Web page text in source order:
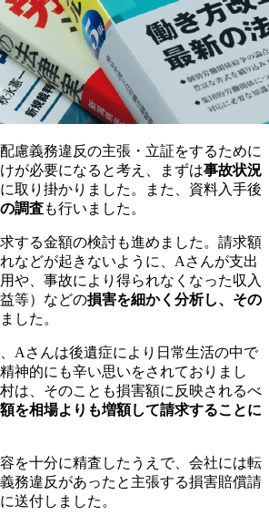
慮義務違反の主張・立証をするために
が必要になると考え、まずは事故状況
に取り掛かりました。また、資料入手後
調査も行いました。
する金額の検討も進めました。請求額
などが起きないように、Aさんが支出
や、事故により得られなくなった収入
等）などの損害を細かく分析し、その
した。
Aさんは後遺症により日常生活の中で
神的にも辛い思いをされておりまし
は、そのことも損害額に反映されるべ
を相場よりも増額して請求することに
を十分に精査したうえで、会社には転
務違反があったと主張する損害賠償請
送付しました。